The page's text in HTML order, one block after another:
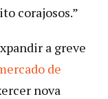
corajosos.”
a greve
de
nova